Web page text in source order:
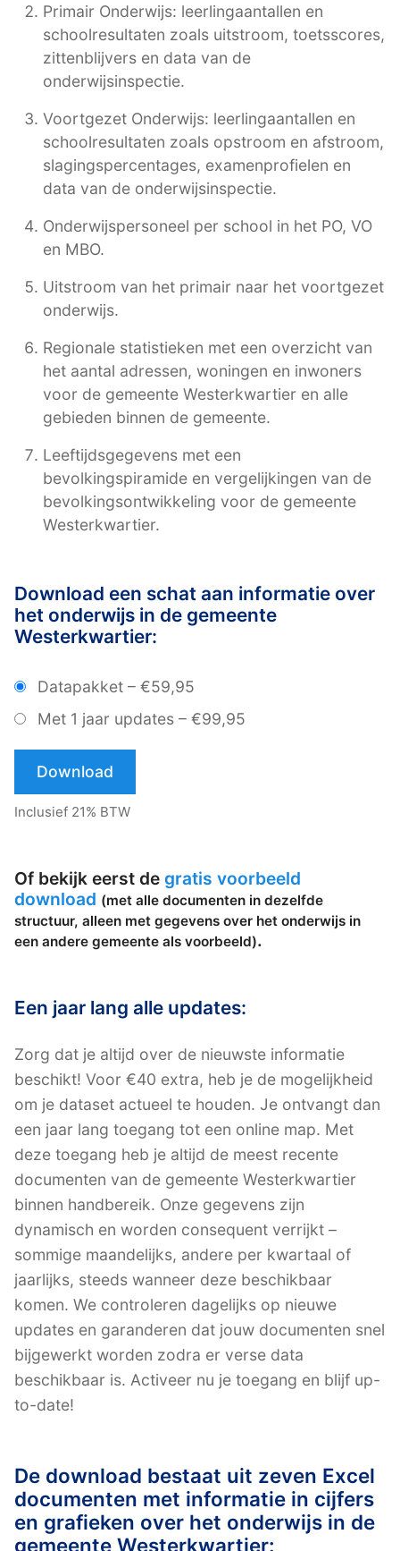
Primair Onderwijs: leerlingaantallen en
schoolresultaten zoals uitstroom, toetsscores,
zittenblijvers en data van de
onderwijsinspectie.
Voortgezet Onderwijs: leerlingaantallen en
schoolresultaten zoals opstroom en afstroom,
slagingspercentages, examenprofielen en
data van de onderwijsinspectie.
Onderwijspersoneel per school in het PO, VO
en MBO.
Uitstroom van het primair naar het voortgezet
onderwijs.
Regionale statistieken met een overzicht van
het aantal adressen, woningen en inwoners
voor de gemeente Westerkwartier en alle
gebieden binnen de gemeente.
Leeftijdsgegevens met een
bevolkingspiramide en vergelijkingen van de
bevolkingsontwikkeling voor de gemeente
Westerkwartier.
Download een schat aan informatie over
het onderwijs in de gemeente
Westerkwartier:
Datapakket – €59,95
Met 1 jaar updates – €99,95
Download
Inclusief 21% BTW
Of bekijk eerst de gratis voorbeeld
download (met alle documenten in dezelfde
structuur, alleen met gegevens over het onderwijs in
een andere gemeente als voorbeeld).
Een jaar lang alle updates:
Zorg dat je altijd over de nieuwste informatie
beschikt! Voor €40 extra, heb je de mogelijkheid
om je dataset actueel te houden. Je ontvangt dan
een jaar lang toegang tot een online map. Met
deze toegang heb je altijd de meest recente
documenten van de gemeente Westerkwartier
binnen handbereik. Onze gegevens zijn
dynamisch en worden consequent verrijkt –
sommige maandelijks, andere per kwartaal of
jaarlijks, steeds wanneer deze beschikbaar
komen. We controleren dagelijks op nieuwe
updates en garanderen dat jouw documenten snel
bijgewerkt worden zodra er verse data
beschikbaar is. Activeer nu je toegang en blijf up-
to-date!
De download bestaat uit zeven Excel
documenten met informatie in cijfers
en grafieken over het onderwijs in de
gemeente Westerkwartier: